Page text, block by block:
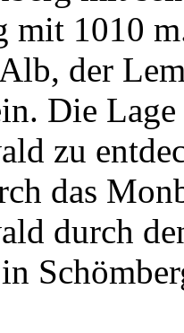
mit 1010
der
Die
zu
das
durch